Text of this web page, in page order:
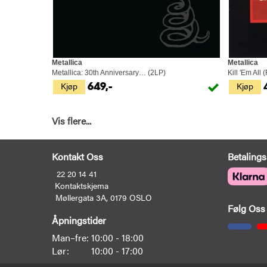
Kjøp
Metallica
Metallica: 30th Anniversary… (2LP)
649,- Kjøp
Metallica
Kill 'Em All
Vis flere...
Kontakt Oss
22 20 14 41
Kontaktskjema
Møllergata 3A, 0179 OSLO
Åpningstider
Man–fre: 10:00 - 18:00
Lør:
10:00 - 17:00
Følg Oss